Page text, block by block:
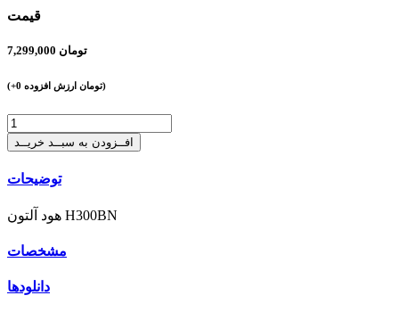
قیمت
7,299,000 تومان
(+0 تومان ارزش افزوده)
افــزودن به سبــد خریــد
توضیحات
هود آلتون H300BN
مشخصات
دانلودها